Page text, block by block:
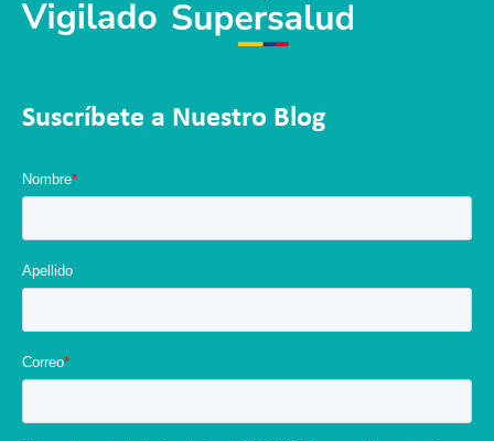
Suscríbete a Nuestro Blog
Nombre*
Apellido
Correo*